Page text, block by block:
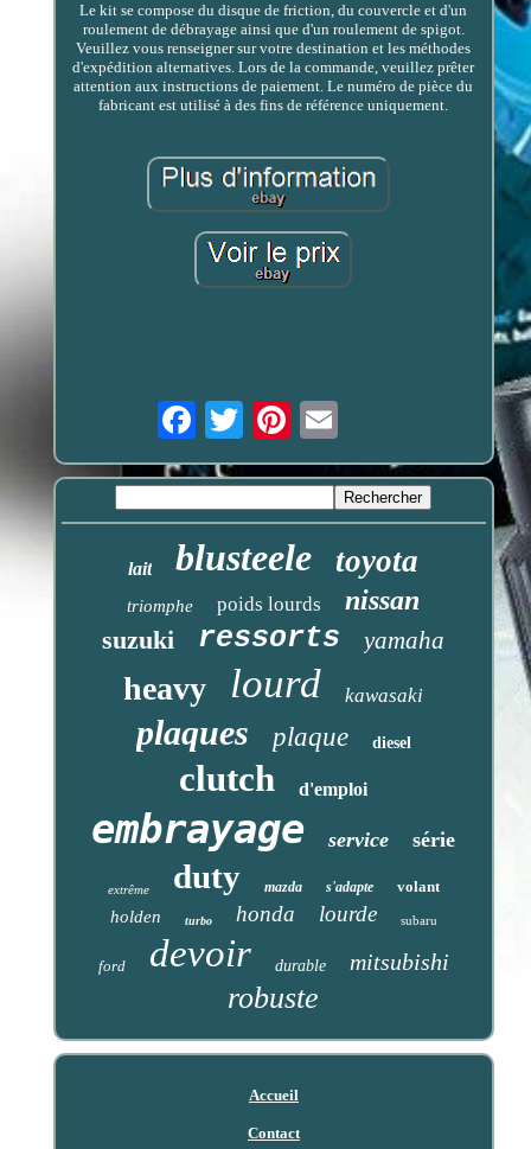
Le kit se compose du disque de friction, du couvercle et d'un
roulement de débrayage ainsi que d'un roulement de spigot.
Veuillez vous renseigner sur votre destination et les méthodes
d'expédition alternatives. Lors de la commande, veuillez prêter
attention aux instructions de paiement. Le numéro de pièce du
fabricant est utilisé à des fins de référence uniquement.
Email
lait blusteele toyota
triomphe poids lourds nissan
suzuki ressorts yamaha
heavy lourd kawasaki
plaques plaque diesel
clutch d'emploi
embrayage service série
extrême duty mazda s'adapte volant
holden turbo honda lourde subaru
ford devoir durable mitsubishi
robuste
Accueil
Contact